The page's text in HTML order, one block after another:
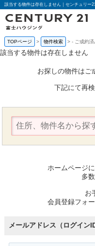
該当する物件は存在しません｜センチュリー
TOPページ 物件検索 - ご成約済
該当する物件は存在しません
お探しの物件はご
下記にて再
ホームページ
多
お
会員登録フォ
メールアドレス（ログインID